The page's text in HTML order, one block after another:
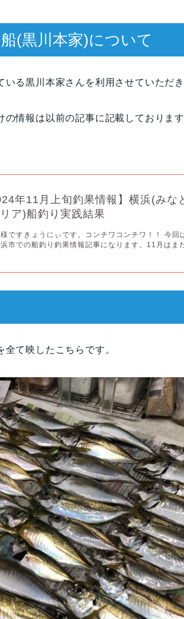
(黒川本家)について
る黒川本家さんを利用させていただき
情報は以前の記事に記載しておりま
年11月上旬釣果情報】横浜(みな
ア)船釣り実践結果
ですきょうにぃです。コンチワコンチワ！！ 今回
市での船釣り釣果情報記事になります。11月はま
て映したこちらです。